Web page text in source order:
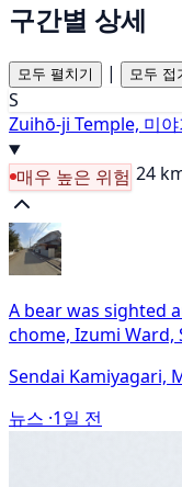
구간별 상세
모두 펼치기 | 모두 접
S
Zuihō-ji Temple, 미야
매우 높은 위험 24
A bear was sighted
chome, Izumi Ward,
Sendai Kamiyagari,
뉴스 ·1일 전